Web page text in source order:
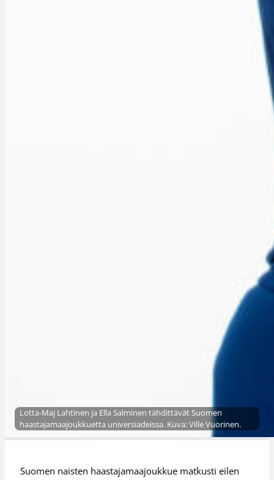
Lotta-Maj Lahtinen ja Ella Salminen tähdittävät Suomen
haastajamaajoukkuetta universiadeissa. Kuva: Ville Vuorinen.
Suomen naisten haastajamaajoukkue matkusti eilen